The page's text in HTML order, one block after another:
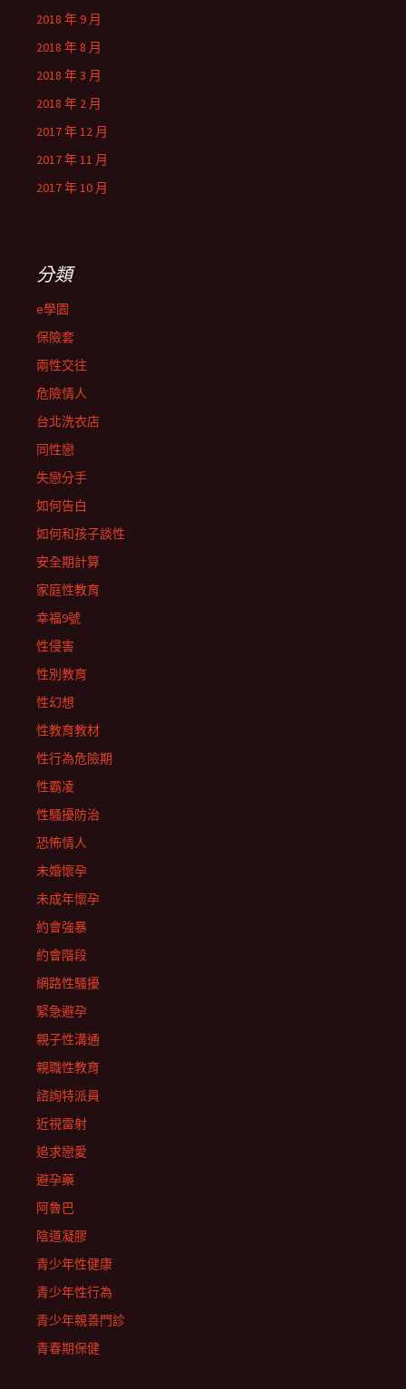
2018 年 9 月
2018 年 8 月
2018 年 3 月
2018 年 2 月
2017 年 12 月
2017 年 11 月
2017 年 10 月
分類
e學園
保險套
兩性交往
危險情人
台北洗衣店
同性戀
失戀分手
如何告白
如何和孩子談性
安全期計算
家庭性教育
幸福9號
性侵害
性別教育
性幻想
性教育教材
性行為危險期
性霸凌
性騷擾防治
恐怖情人
未婚懷孕
未成年懷孕
約會強暴
約會階段
網路性騷擾
緊急避孕
親子性溝通
親職性教育
諮詢特派員
近視雷射
追求戀愛
避孕藥
阿魯巴
陰道凝膠
青少年性健康
青少年性行為
青少年親善門診
青春期保健